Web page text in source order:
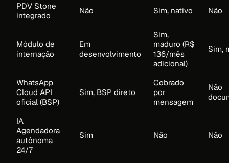
PDV Stone
integrado
Não Sim, nativo Não
Módulo de
internação
Em
desenvolvimento
Sim,
maduro (R$
136/mês
adicional)
Sim,
WhatsApp
Cloud API
oficial (BSP)
Sim, BSP direto
Cobrado
por
mensagem
Não
IA
Agendadora
autônoma
24/7
Sim Não Não